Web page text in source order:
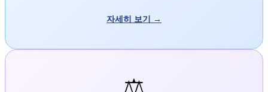
자세히 보기 →